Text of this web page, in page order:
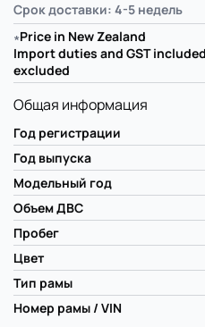
Срок доставки: 4-5 недель
∗Price in New Zealand
Import duties and GST
excluded
Общая информация
Год регистрации
Год выпуска
Модельный год
Объем ДВС
Пробег
Цвет
Тип рамы
Номер рамы / VIN